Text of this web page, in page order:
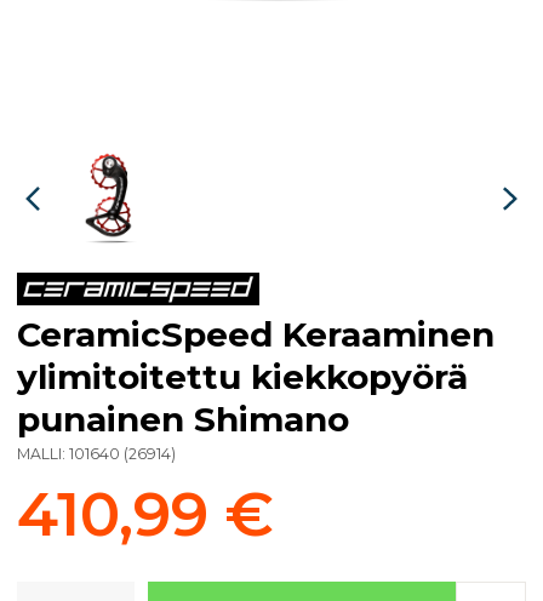
CeramicSpeed Keraaminen
ylimitoitettu kiekkopyörä
punainen Shimano
MALLI: 101640 (26914)
410,99 €